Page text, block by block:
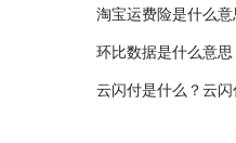
淘宝运费险是什么
环比数据是什么意
云闪付是什么？云